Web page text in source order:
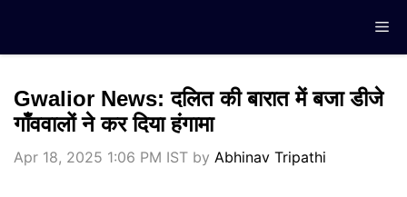
content
Gwalior News: दलित की बारात में बजा डीजे
गाँववालों ने कर दिया हंगामा
Apr 18, 2025 1:06 PM IST by Abhinav Tripathi